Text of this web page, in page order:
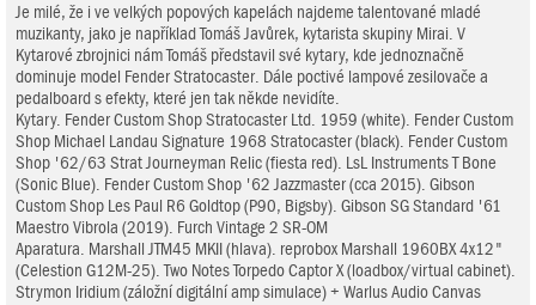
Je milé, že i ve velkých popových kapelách najdeme talentované mladé
muzikanty, jako je například Tomáš Javůrek, kytarista skupiny Mirai. V
Kytarové zbrojnici nám Tomáš představil své kytary, kde jednoznačně
dominuje model Fender Stratocaster. Dále poctivé lampové zesilovače a
pedalboard s efekty, které jen tak někde nevidíte.
Kytary. Fender Custom Shop Stratocaster Ltd. 1959 (white). Fender Custom
Shop Michael Landau Signature 1968 Stratocaster (black). Fender Custom
Shop '62/63 Strat Journeyman Relic (fiesta red). LsL Instruments T Bone
(Sonic Blue). Fender Custom Shop '62 Jazzmaster (cca 2015). Gibson
Custom Shop Les Paul R6 Goldtop (P90, Bigsby). Gibson SG Standard '61
Maestro Vibrola (2019). Furch Vintage 2 SR-OM
Aparatura. Marshall JTM45 MKII (hlava). reprobox Marshall 1960BX 4x12"
(Celestion G12M-25). Two Notes Torpedo Captor X (loadbox/virtual cabinet).
Strymon Iridium (záložní digitální amp simulace) + Warlus Audio Canvas